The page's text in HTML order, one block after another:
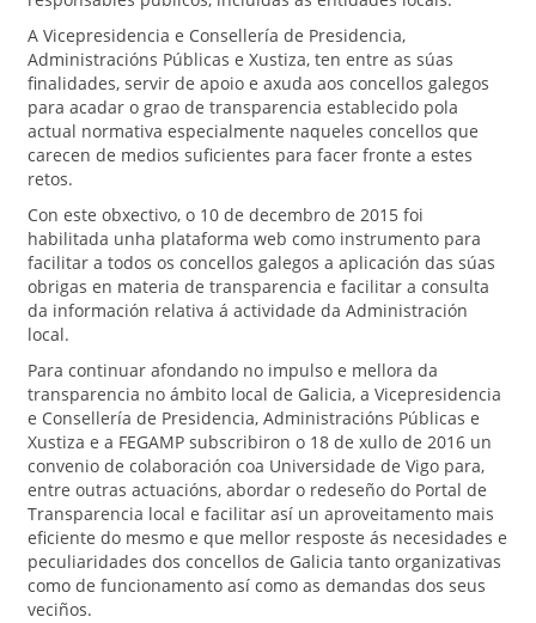
A Vicepresidencia e Consellería de Presidencia,
Administracións Públicas e Xustiza, ten entre as súas
finalidades, servir de apoio e axuda aos concellos galegos
para acadar o grao de transparencia establecido pola
actual normativa especialmente naqueles concellos que
carecen de medios suficientes para facer fronte a estes
retos.
Con este obxectivo, o 10 de decembro de 2015 foi
habilitada unha plataforma web como instrumento para
facilitar a todos os concellos galegos a aplicación das súas
obrigas en materia de transparencia e facilitar a consulta
da información relativa á actividade da Administración
local.
Para continuar afondando no impulso e mellora da
transparencia no ámbito local de Galicia, a Vicepresidencia
e Consellería de Presidencia, Administracións Públicas e
Xustiza e a FEGAMP subscribiron o 18 de xullo de 2016 un
convenio de colaboración coa Universidade de Vigo para,
entre outras actuacións, abordar o redeseño do Portal de
Transparencia local e facilitar así un aproveitamento mais
eficiente do mesmo e que mellor resposte ás necesidades e
peculiaridades dos concellos de Galicia tanto organizativas
como de funcionamento así como as demandas dos seus
veciños.